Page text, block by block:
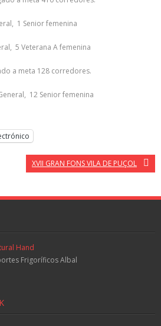
1 Senior femenina
5 Veterana A femenina
a meta 128 corredores.
12 Senior femenina
XVII GRAN FONS VILA DE PUÇOL